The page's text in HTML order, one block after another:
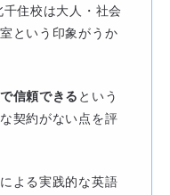
住校は大人・社会
という印象がうか
信頼できる という
契約がない点を評
よる実践的な英語